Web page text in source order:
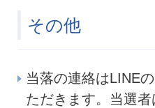
その他
当落の連絡はLINE
ただきます。当選